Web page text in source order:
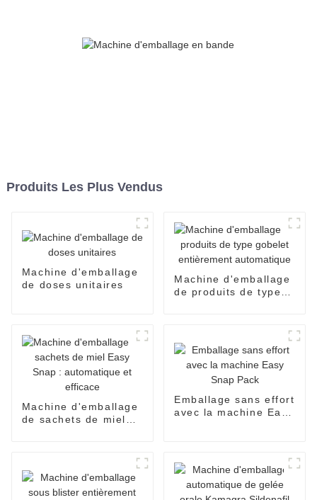
Produits Les Plus Vendus
Machine d'emballage
de doses unitaires
Machine d'emballage
de produits de type
Machine d'emballage
de sachets de miel
Emballage sans effort
avec la machine Easy